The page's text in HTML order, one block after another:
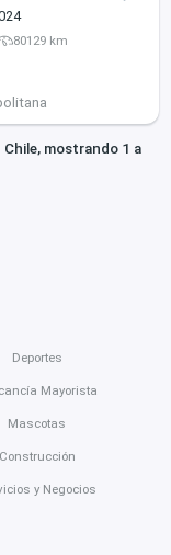
80129 km
mostrando 1 a
Deportes
Mayorista
Mascotas
Construcción
y Negocios